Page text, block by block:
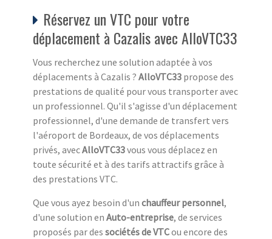
Réservez un VTC pour votre
déplacement à Cazalis avec AlloVTC33
Vous recherchez une solution adaptée à vos
déplacements à Cazalis ? AlloVTC33 propose des
prestations de qualité pour vous transporter avec
un professionnel. Qu'il s'agisse d'un déplacement
professionnel, d'une demande de transfert vers
l'aéroport de Bordeaux, de vos déplacements
privés, avecAlloVTC33vous vous déplacez en
toute sécurité et à des tarifs attractifs grâce à
des prestations VTC.
Que vous ayez besoin d'un chauffeur personnel,
d'une solution en Auto-entreprise, de services
proposés par des sociétés de VTCou encore des